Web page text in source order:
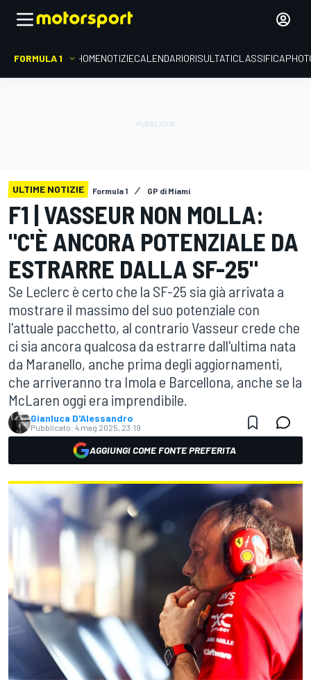
FORMULA 1 HOMENOTIZIECALENDARIORISULTATICLASSIFICA
ULTIME NOTIZIE Formula 1 GP di Miami
F1 | VASSEUR NON MOLLA:
"C'È ANCORA POTENZIALE DA
ESTRARRE DALLA SF-25"
Se Leclerc è certo che la SF-25 sia già arrivata a
mostrare il massimo del suo potenziale con
l'attuale pacchetto, al contrario Vasseur crede che
ci sia ancora qualcosa da estrarre dall'ultima nata
da Maranello, anche prima degli aggiornamenti,
che arriveranno tra Imola e Barcellona, anche se la
McLaren oggi era imprendibile.
Gianluca D'Alessandro
Pubblicato: 4 mag 2025, 23:19
AGGIUNGI COME FONTE PREFERITA